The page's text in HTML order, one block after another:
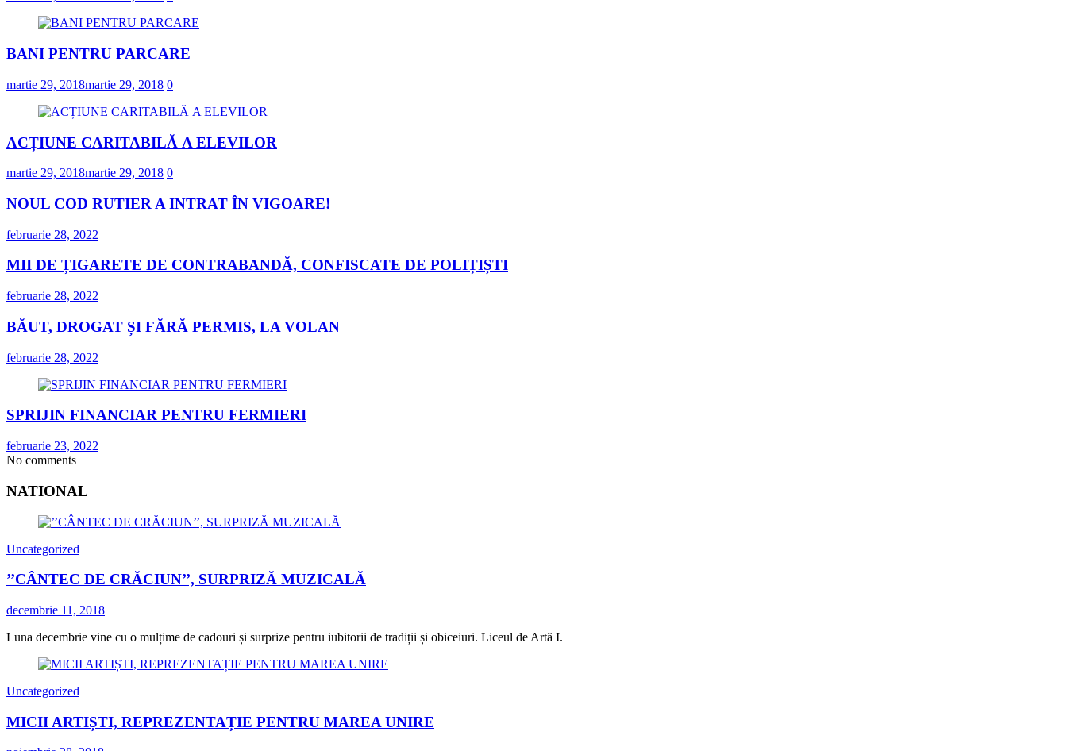
BANI PENTRU PARCARE
martie 29, 2018martie 29, 2018 0
ACȚIUNE CARITABILĂ A ELEVILOR
martie 29, 2018martie 29, 2018 0
NOUL COD RUTIER A INTRAT ÎN VIGOARE!
februarie 28, 2022
MII DE ȚIGARETE DE CONTRABANDĂ, CONFISCATE DE POLIȚIȘTI
februarie 28, 2022
BĂUT, DROGAT ȘI FĂRĂ PERMIS, LA VOLAN
februarie 28, 2022
SPRIJIN FINANCIAR PENTRU FERMIERI
februarie 23, 2022
No comments
NATIONAL
Uncategorized
’’CÂNTEC DE CRĂCIUN’’, SURPRIZĂ MUZICALĂ
decembrie 11, 2018
Luna decembrie vine cu o mulțime de cadouri și surprize pentru iubitorii de tradiții și obiceiuri. Liceul de Artă I.
Uncategorized
MICII ARTIȘTI, REPREZENTAȚIE PENTRU MAREA UNIRE